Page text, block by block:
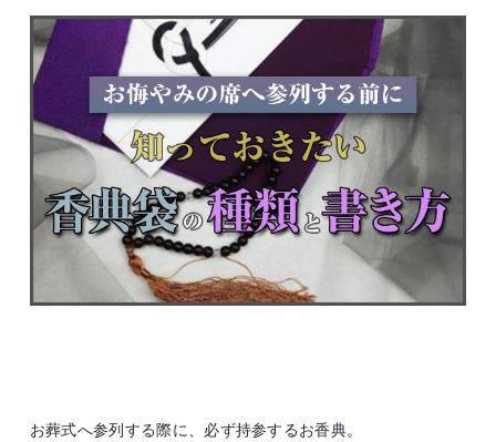
お葬式へ参列する際に、必ず持参するお香典。